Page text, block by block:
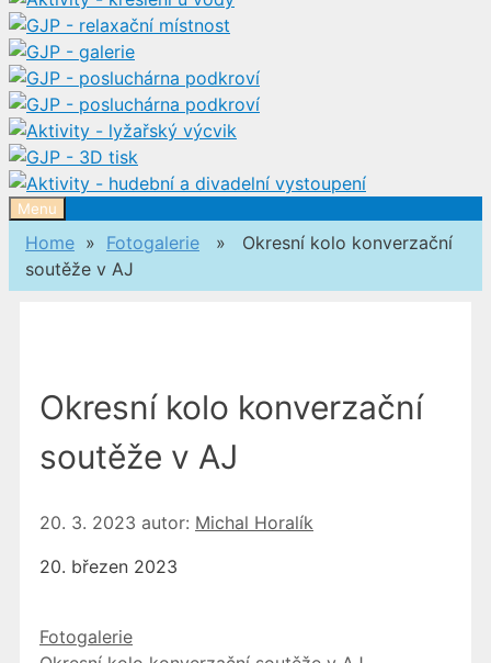
Menu
Home » Fotogalerie » Okresní kolo konverzační
soutěže v AJ
Okresní kolo konverzační
soutěže v AJ
20. 3. 2023 autor: Michal Horalík
20. březen 2023
Rubriky
Fotogalerie